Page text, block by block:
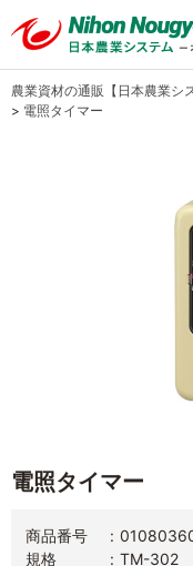
農業資材の通販【日本農業シ
> 電照タイマー
電照タイマー
商品番号
規格
TM-302